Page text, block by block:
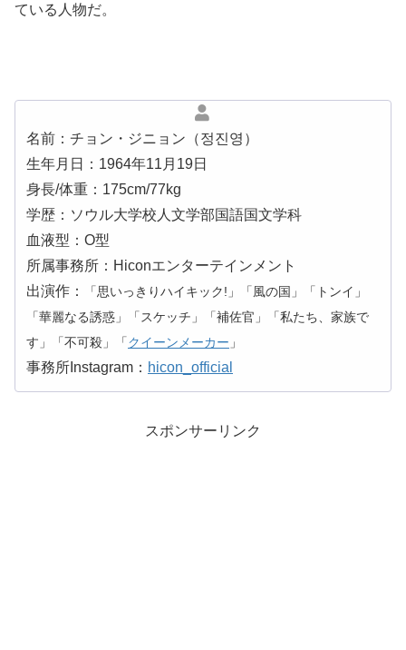
ている人物だ。
名前：チョン・ジニョン（정진영）
生年月日：1964年11月19日
身長/体重：175cm/77kg
学歴：ソウル大学校人文学部国語国文学科
血液型：O型
所属事務所：Hiconエンターテインメント
出演作：
「思いっきりハイキック!」「風の国」「トンイ」
「華麗なる誘惑」「スケッチ」「補佐官」「私たち、家族で
す」「不可殺」「クイーンメーカー 」
事務所Instagram： hicon_official
スポンサーリンク